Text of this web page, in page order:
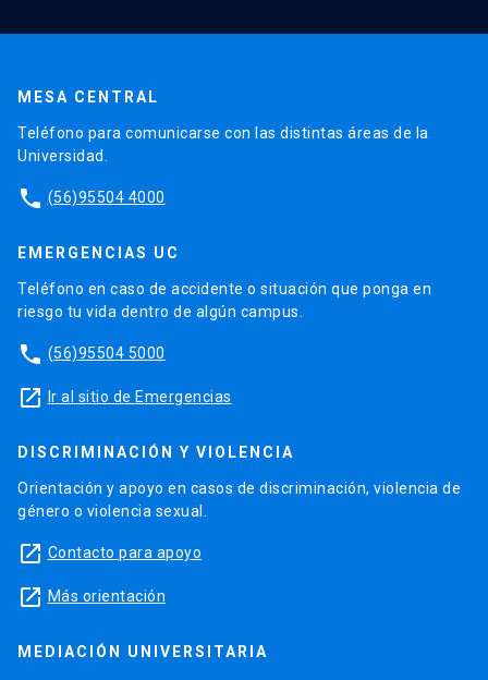
MESA CENTRAL
Teléfono para comunicarse con las distintas áreas de la
Universidad.
phone (56)95504 4000
EMERGENCIAS UC
Teléfono en caso de accidente o situación que ponga en
riesgo tu vida dentro de algún campus.
phone (56)95504 5000
launch Ir al sitio de Emergencias
DISCRIMINACIÓN Y VIOLENCIA
Orientación y apoyo en casos de discriminación, violencia de
género o violencia sexual.
launch Contacto para apoyo
launch Más orientación
MEDIACIÓN UNIVERSITARIA